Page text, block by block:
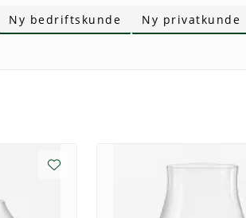
Ny bedriftskunde Ny privatkunde